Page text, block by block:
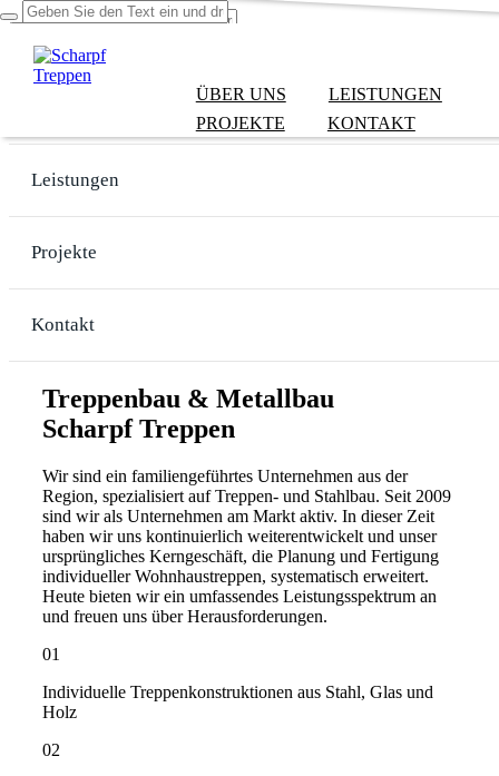
ÜBER UNS
LEISTUNGEN
PROJEKTE
KONTAKT
Leistungen
Projekte
Kontakt
Treppenbau & Metallbau
Scharpf Treppen
Wir sind ein familiengeführtes Unternehmen aus der
Region, spezialisiert auf Treppen- und Stahlbau. Seit 2009
sind wir als Unternehmen am Markt aktiv. In dieser Zeit
haben wir uns kontinuierlich weiterentwickelt und unser
ursprüngliches Kerngeschäft, die Planung und Fertigung
individueller Wohnhaustreppen, systematisch erweitert.
Heute bieten wir ein umfassendes Leistungsspektrum an
und freuen uns über Herausforderungen.
01
Individuelle Treppenkonstruktionen aus Stahl, Glas und
Holz
02